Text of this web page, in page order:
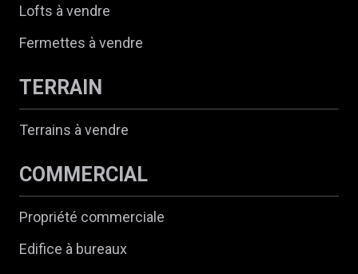
Lofts à vendre
Fermettes à vendre
TERRAIN
Terrains à vendre
COMMERCIAL
Propriété commerciale
Edifice à bureaux